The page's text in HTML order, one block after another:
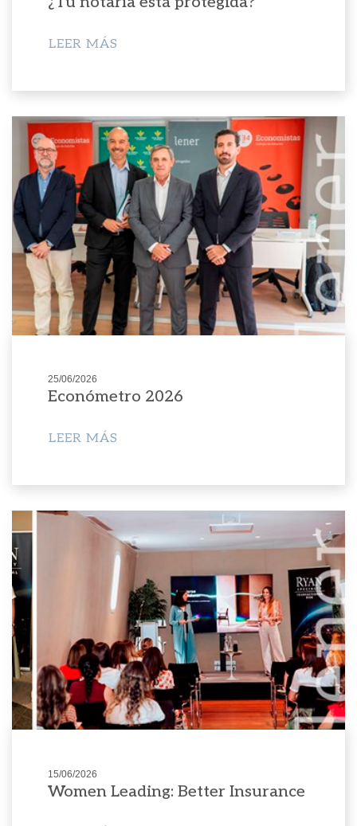
LEER MÁS
25/06/2026
Económetro 2026
LEER MÁS
15/06/2026
Women Leading: Better Insurance